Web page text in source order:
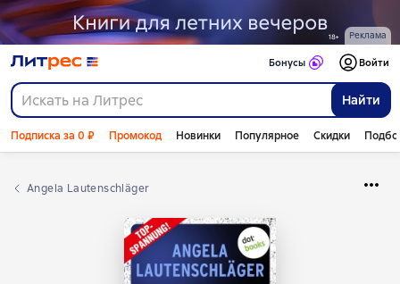
Реклама
Найти
Бонусы Войти
Подписка за 0 ₽ Промокод Новинки Популярное Скидки
Angela Lautenschläger